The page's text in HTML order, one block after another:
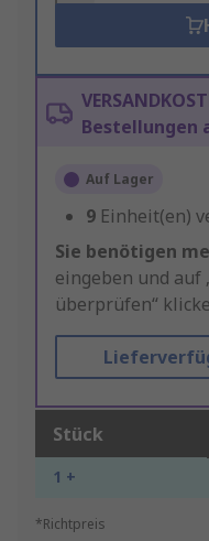
Bestellungen
Auf Lager
9 Einheit(en)
Sie benötigen
eingeben und
überprüfen“
Stück
1 +
*Richtpreis